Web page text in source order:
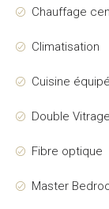
Chauffage
Climatisation
Cuisine
Double Vitrage
Fibre optique
Master